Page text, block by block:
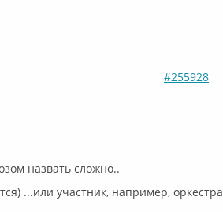
#255928
назвать сложно..
...или участник, например, оркестра